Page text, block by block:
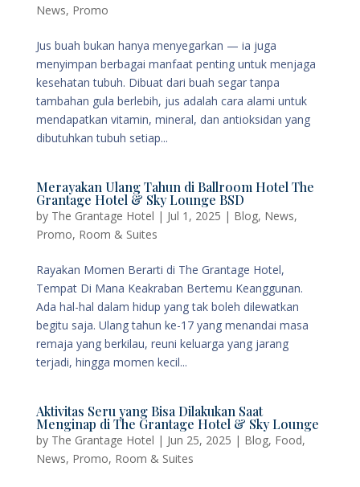
News, Promo
Jus buah bukan hanya menyegarkan — ia juga
menyimpan berbagai manfaat penting untuk menjaga
kesehatan tubuh. Dibuat dari buah segar tanpa
tambahan gula berlebih, jus adalah cara alami untuk
mendapatkan vitamin, mineral, dan antioksidan yang
dibutuhkan tubuh setiap...
Merayakan Ulang Tahun di Ballroom Hotel The
Grantage Hotel & Sky Lounge BSD
by The Grantage Hotel | Jul 1, 2025 | Blog, News,
Promo, Room & Suites
Rayakan Momen Berarti di The Grantage Hotel,
Tempat Di Mana Keakraban Bertemu Keanggunan.
Ada hal-hal dalam hidup yang tak boleh dilewatkan
begitu saja. Ulang tahun ke-17 yang menandai masa
remaja yang berkilau, reuni keluarga yang jarang
terjadi, hingga momen kecil...
Aktivitas Seru yang Bisa Dilakukan Saat
Menginap di The Grantage Hotel & Sky Lounge
by The Grantage Hotel | Jun 25, 2025 | Blog, Food,
News, Promo, Room & Suites